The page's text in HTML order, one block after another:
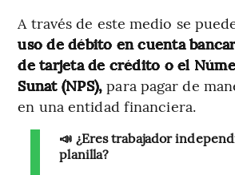
A través de este medio se
uso de débito en cuenta
de tarjeta de crédito o el
Sunat (NPS), para pagar de
en una entidad financiera.
📣 ¿Eres trabajador
planilla?